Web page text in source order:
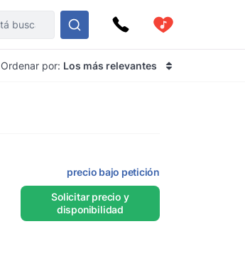
Ordenar por: Los más relevantes
precio bajo petición
Solicitar precio y
disponibilidad